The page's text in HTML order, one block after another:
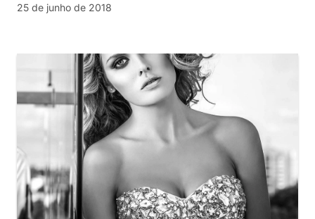
25 de junho de 2018